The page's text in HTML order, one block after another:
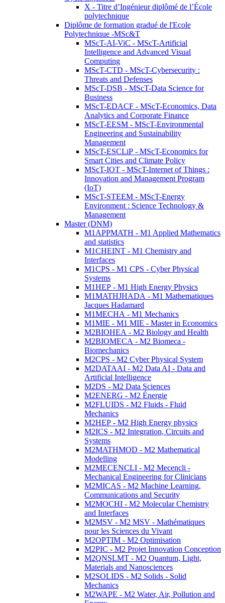
X - Titre d’Ingénieur diplômé de l’École
polytechnique
Diplôme de formation gradué de l'Ecole
Polytechnique -MSc&T
MScT-AI-ViC - MScT-Artificial
Intelligence and Advanced Visual
Computing
MScT-CTD - MScT-Cybersecurity :
Threats and Defenses
MScT-DSB - MScT-Data Science for
Business
MScT-EDACF - MScT-Economics, Data
Analytics and Corporate Finance
MScT-EESM - MScT-Environmental
Engineering and Sustainability
Management
MScT-ESCLiP - MScT-Economics for
Smart Cities and Climate Policy
MScT-IOT - MScT-Internet of Things :
Innovation and Management Program
(IoT)
MScT-STEEM - MScT-Energy
Environment : Science Technology &
Management
Master (DNM)
M1APPMATH - M1 Applied Mathematics
and statistics
M1CHEINT - M1 Chemistry and
Interfaces
M1CPS - M1 CPS - Cyber Physical
Systems
M1HEP - M1 High Energy Physics
M1MATHJHADA - M1 Mathematiques
Jacques Hadamard
M1MECHA - M1 Mechanics
M1MIE - M1 MIE - Master in Economics
M2BIOHEA - M2 Biology and Health
M2BIOMECA - M2 Biomeca -
Biomechanics
M2CPS - M2 Cyber Physical System
M2DATAAI - M2 Data AI - Data and
Artificial Intelligence
M2DS - M2 Data Sciences
M2ENERG - M2 Énergie
M2FLUIDS - M2 Fluids - Fluid
Mechanics
M2HEP - M2 High Energy physics
M2ICS - M2 Integration, Circuits and
Systems
M2MATHMOD - M2 Mathematical
Modelling
M2MECENCLI - M2 Mecencli -
Mechanical Engineering for Clinicians
M2MICAS - M2 Machine Learning,
Communications and Security
M2MOCHI - M2 Molecular Chemistry
and Interfaces
M2MSV - M2 MSV - Mathématiques
pour les Sciences du Vivant
M2OPTIM - M2 Optimisation
M2PIC - M2 Projet Innovation Conception
M2QNSLMT - M2 Quantum, Light,
Materials and Nanosciences
M2SOLIDS - M2 Solids - Solid
Mechanics
M2WAPE - M2 Water, Air, Pollution and